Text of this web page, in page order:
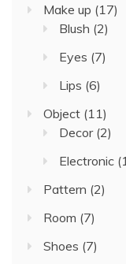
Make up (17)
Blush (2)
Eyes (7)
Lips (6)
Object (11)
Decor(2)
Electronic
Pattern (2)
Room (7)
Shoes (7)